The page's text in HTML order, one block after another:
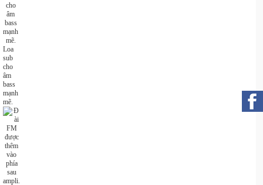
Loa
sub
cho
âm
bass
mạnh
mẽ.